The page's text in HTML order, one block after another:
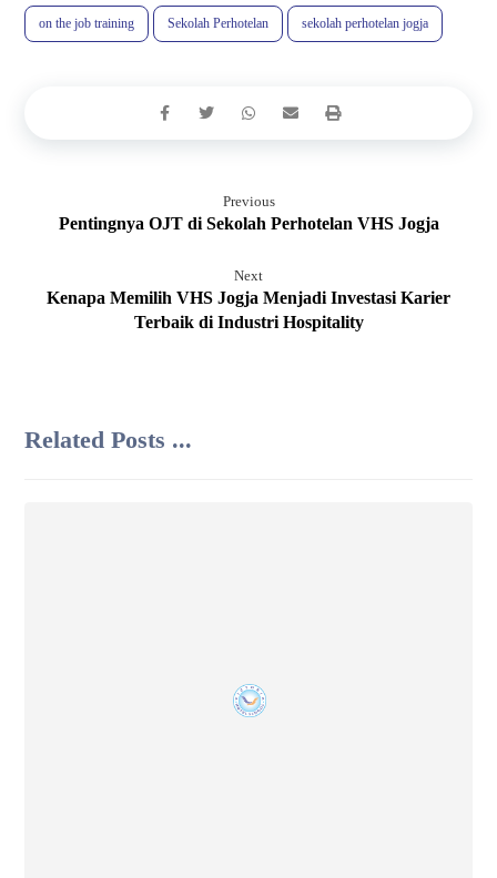
on the job training Sekolah Perhotelan sekolah perhotelan jogja
Previous
Pentingnya OJT di Sekolah Perhotelan VHS Jogja
Next
Kenapa Memilih VHS Jogja Menjadi Investasi Karier
Terbaik di Industri Hospitality
Related Posts ...